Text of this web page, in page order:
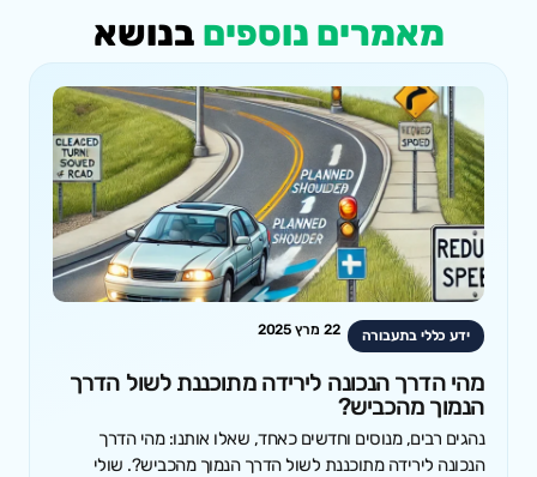
מאמרים נוספים בנושא
ידע כללי בתעבורה 22 מרץ 2025
מהי הדרך הנכונה לירידה מתוכננת לשול הדרך
הנמוך מהכביש?
נהגים רבים, מנוסים וחדשים כאחד, שאלו אותנו: מהי הדרך
הנכונה לירידה מתוכננת לשול הדרך הנמוך מהכביש?. שולי